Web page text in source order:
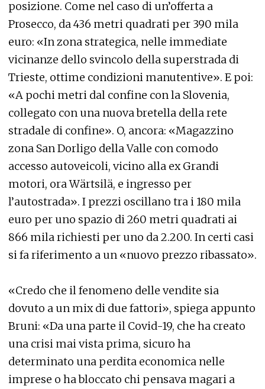
posizione. Come nel caso di un’offerta a
Prosecco, da 436 metri quadrati per 390 mila
euro: «In zona strategica, nelle immediate
vicinanze dello svincolo della superstrada di
Trieste, ottime condizioni manutentive». E poi:
«A pochi metri dal confine con la Slovenia,
collegato con una nuova bretella della rete
stradale di confine». O, ancora: «Magazzino
zona San Dorligo della Valle con comodo
accesso autoveicoli, vicino alla ex Grandi
motori, ora Wärtsilä, e ingresso per
l’autostrada». I prezzi oscillano tra i 180 mila
euro per uno spazio di 260 metri quadrati ai
866 mila richiesti per uno da 2.200. In certi casi
si fa riferimento a un «nuovo prezzo ribassato».
«Credo che il fenomeno delle vendite sia
dovuto a un mix di due fattori», spiega appunto
Bruni: «Da una parte il Covid-19, che ha creato
una crisi mai vista prima, sicuro ha
determinato una perdita economica nelle
imprese o ha bloccato chi pensava magari a